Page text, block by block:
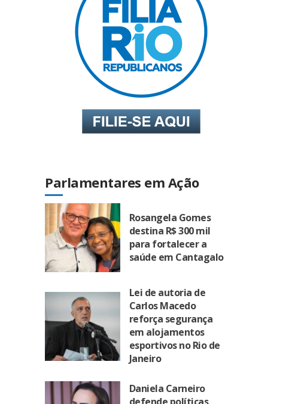
Parlamentares em Ação
Rosangela Gomes
destina R$ 300 mil
para fortalecer a
saúde em Cantagalo
Lei de autoria de
Carlos Macedo
reforça segurança
em alojamentos
esportivos no Rio de
Janeiro
Daniela Carneiro